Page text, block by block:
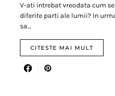
V-ati intrebat vreodata cum
diferite parti ale lumii? In
sa…
CITESTE MAI MULT